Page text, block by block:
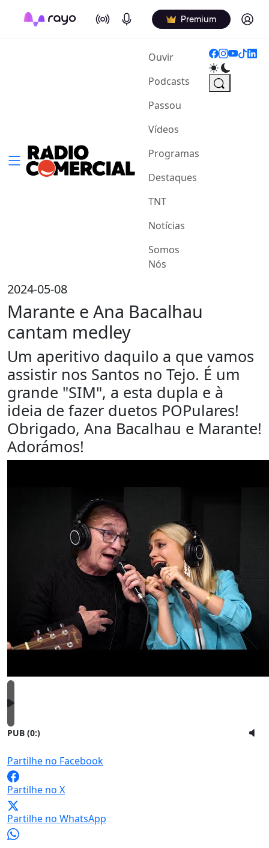
On Air Podcasts Premium Log in
Ouvir(current)
Podcasts
Passou
Vídeos
Programas
Destaques
TNT
Notícias
Somos
Nós
2024-05-08
Marante e Ana Bacalhau
cantam medley
Um aperitivo daquilo a que vamos
assistir nos Santos no Tejo. É um
grande "SIM", a esta dupla e à
ideia de fazer duetos POPulares!
Obrigado, Ana Bacalhau e Marante!
Adorámos!
PUB (0:)
Partilhe no Facebook
Partilhe no X
Partilhe no WhatsApp